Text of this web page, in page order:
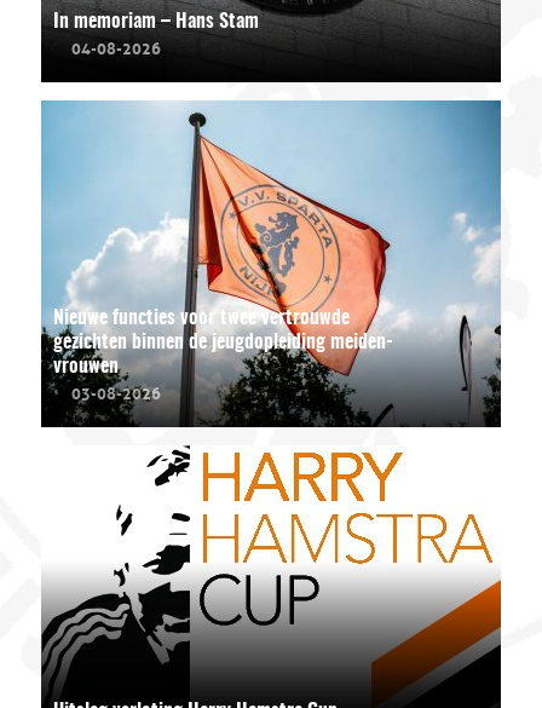
In memoriam – Hans Stam
04-08-2026
Nieuwe functies voor twee vertrouwde
gezichten binnen de jeugdopleiding meiden-
vrouwen
03-08-2026